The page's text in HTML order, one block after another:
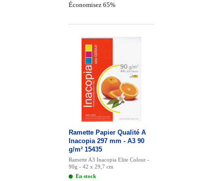
Économisez 65%
Ramette Papier Qualité A
Inacopia 297 mm - A3 90
g/m² 15435
Ramette A3 Inacopia Elite Colour -
90g - 42 x 29,7 cm
En stock